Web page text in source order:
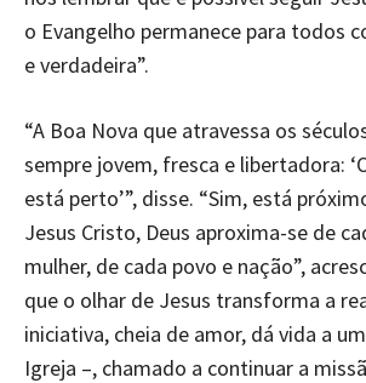
o Evangelho permanece para todos
e verdadeira”.
“A Boa Nova que atravessa os
sempre jovem, fresca e libertadora:
está perto’”, disse. “Sim, está
Jesus Cristo, Deus aproxima-se de
mulher, de cada povo e nação”,
que o olhar de Jesus transforma a
iniciativa, cheia de amor, dá vida a
Igreja –, chamado a continuar a